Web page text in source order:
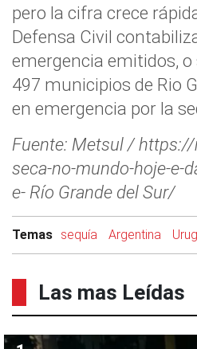
pero la cifra crece
Defensa Civil
emergencia emitidos, o
497 municipios de Rio
en emergencia por la
Fuente: Metsul /
seca-no-mundo-hoje-e-
e- Río Grande del Sur/
Temas sequía Argentina
Las mas Leídas